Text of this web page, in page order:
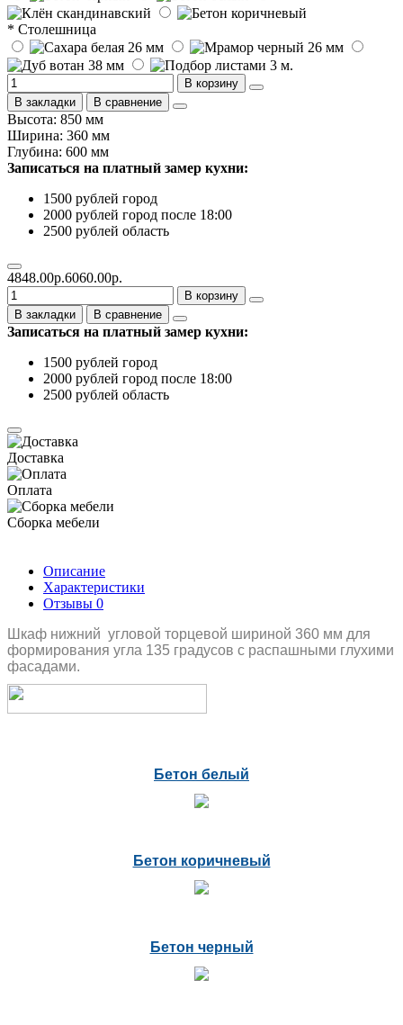
* Столешница
В корзину
В закладки
В сравнение
Высота: 850 мм
Ширина: 360 мм
Глубина: 600 мм
Записаться на платный замер кухни:
1500 рублей город
2000 рублей город после 18:00
2500 рублей область
4848.00р.6060.00р.
В корзину
В закладки
В сравнение
Записаться на платный замер кухни:
1500 рублей город
2000 рублей город после 18:00
2500 рублей область
Доставка
Оплата
Сборка мебели
Описание
Характеристики
Отзывы 0
Шкаф нижний угловой торцевой шириной 360 мм для
формирования угла 135 градусов с распашными глухими
фасадами.
Бетон белый
Бетон коричневый
Бетон черный